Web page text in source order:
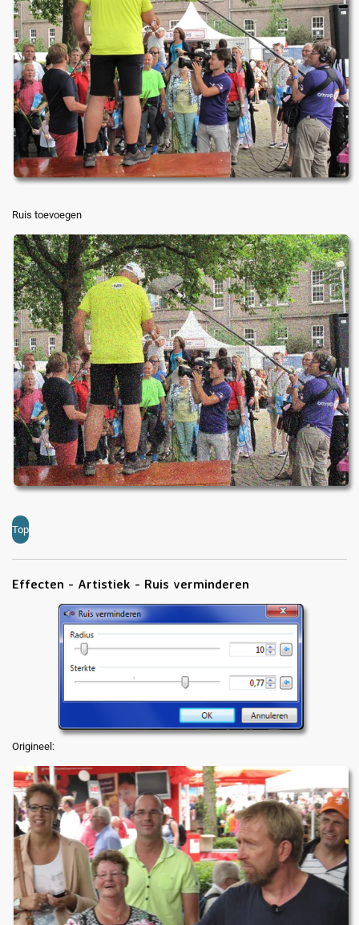
Ruis toevoegen
Top
Effecten - Artistiek - Ruis verminderen
Origineel: